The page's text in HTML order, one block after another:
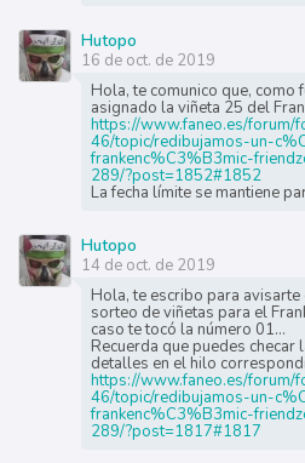
Hutopo
16 de oct. de 2019
Hola, te comunico que, como
asignado la viñeta 25 del
https://www.faneo.es/forum/
46/topic/redibujamos-un-
frankenc%C3%B3mic-
289/?post=1852#1852
La fecha límite se mantiene
Hutopo
14 de oct. de 2019
Hola, te escribo para
sorteo de viñetas para el
caso te tocó la número 01...
Recuerda que puedes
detalles en el hilo
https://www.faneo.es/forum/
46/topic/redibujamos-un-
frankenc%C3%B3mic-
289/?post=1817#1817